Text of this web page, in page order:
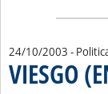
24/10/2003 -
VIESGO